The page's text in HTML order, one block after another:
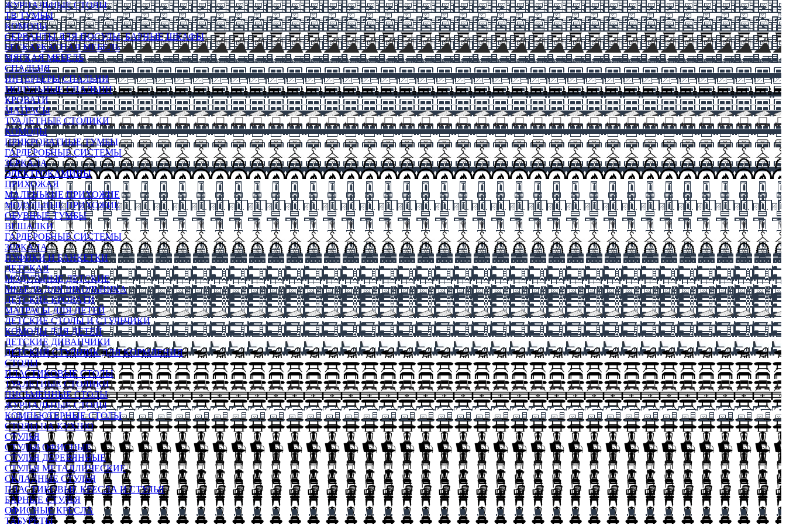
ЖУРНАЛЬНЫЕ СТОЛЫ
ТВ ТУМБЫ
КОМОДЫ
СЕРВАНТЫ ДЛЯ ПОСУДЫ, БАРНЫЕ ШКАФЫ
БЕСКАРКАСНАЯ МЕБЕЛЬ
МЯГКАЯ МЕБЕЛЬ
СПАЛЬНЯ
ИНТЕРЬЕРЫ СПАЛЬНИ
МОДУЛЬНЫЕ СПАЛЬНИ
КРОВАТИ
МАТРАСЫ
ТУАЛЕТНЫЕ СТОЛИКИ
КОМОДЫ
ПРИКРОВАТНЫЕ ТУМБЫ
ГАРДЕРОБНЫЕ СИСТЕМЫ
ЗЕРКАЛА
ЭЛЕКТРОКАМИНЫ
ПРИХОЖАЯ
МАЛЕНЬКИЕ ПРИХОЖИЕ
МОДУЛЬНЫЕ ПРИХОЖИЕ
ОБУВНЫЕ ТУМБЫ
ВЕШАЛКИ
ГАРДЕРОБНЫЕ СИСТЕМЫ
ЗЕРКАЛА
ПУФИКИ И БАНКЕТКИ
ДЕТСКАЯ
МОДУЛЬНЫЕ ДЕТСКИЕ
МЕБЕЛЬ ДЛЯ ШКОЛЬНИКА
ДЕТСКИЕ КРОВАТИ
МАТРАСЫ ДЛЯ ДЕТЕЙ
ДЕТСКИЕ СТОЛЫ И СТУЛЬЧИКИ
КОМОДЫ ДЛЯ ДЕТЕЙ
ДЕТСКИЕ ДИВАНЧИКИ
ДЕТСКИЙ СТУЛЬЧИК ДЛЯ КОРМЛЕНИЯ
СТОЛЫ
ПЛАСТИКОВЫЕ СТОЛЫ
ТУАЛЕТНЫЕ СТОЛИКИ
ПИСЬМЕННЫЕ СТОЛЫ
ЖУРНАЛЬНЫЕ СТОЛЫ
КОМПЬЮТЕРНЫЕ СТОЛЫ
СТОЛЫ НА КУХНЮ
СТУЛЬЯ
СТУЛЬЯ ОФИСНЫЕ
СТУЛЬЯ ДЕРЕВЯННЫЕ
СТУЛЬЯ МЕТАЛЛИЧЕСКИЕ
СКЛАДНЫЕ СТУЛЬЯ
ПЛАСТИКОВЫЕ КРЕСЛА И СТУЛЬЯ
БАРНЫЕ СТУЛЬЯ
ОФИСНЫЕ КРЕСЛА
ТАБУРЕТЫ